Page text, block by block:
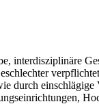
interdisziplinäre
durch einschlägige